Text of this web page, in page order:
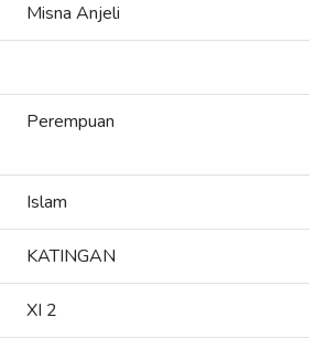
Misna Anjeli
Perempuan
Islam
KATINGAN
XI 2